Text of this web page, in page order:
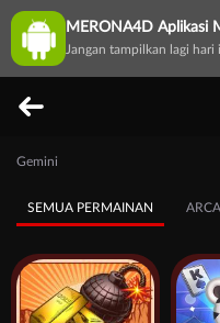
MERONA4D Aplikasi
Jangan tampilkan lagi hari
Gemini
SEMUA PERMAINAN